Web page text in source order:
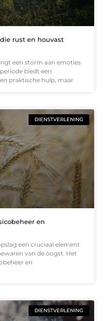
rust en houvast
een storm aan emoties
biedt een
praktische hulp, maar
DIENSTVERLENING
en
een cruciaal element
van de oogst. Het
en
DIENSTVERLENING